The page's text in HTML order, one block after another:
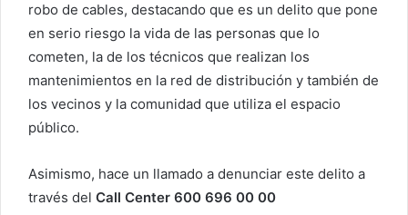
robo de cables, destacando que es un delito que pone
en serio riesgo la vida de las personas que lo
cometen, la de los técnicos que realizan los
mantenimientos en la red de distribución y también de
los vecinos y la comunidad que utiliza el espacio
público.
Asimismo, hace un llamado a denunciar este delito a
través del Call Center 600 696 00 00